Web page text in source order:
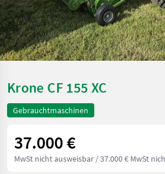
Krone CF 155 XC
Gebrauchtmaschinen
37.000 €
MwSt nicht ausweisbar / 37.000 € MwSt